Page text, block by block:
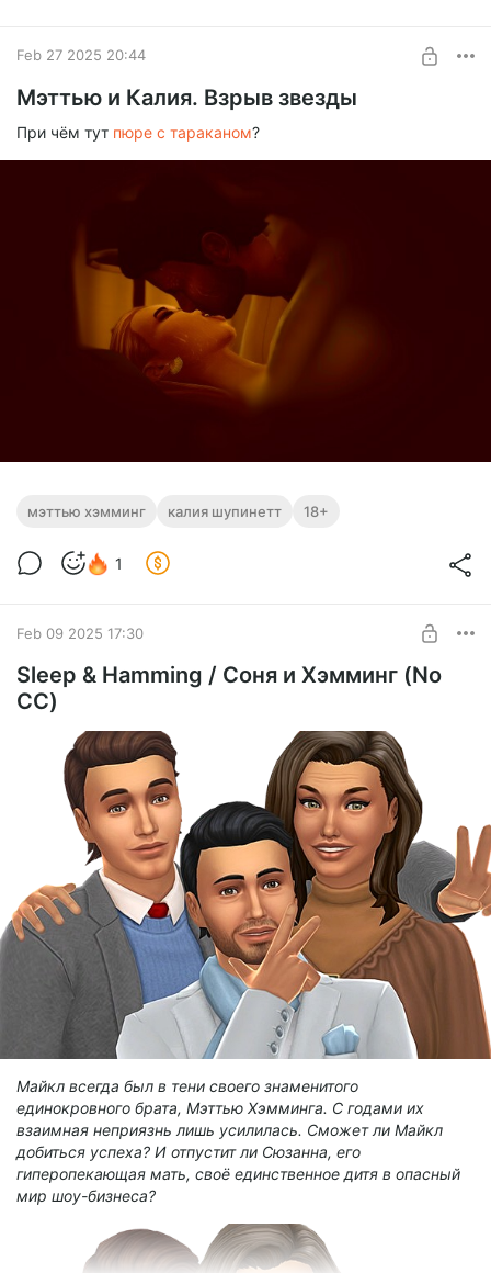
Feb 27 2025 20:44
Мэттью и Калия. Взрыв звезды
При чём тут пюре с тараканом?
мэттью хэмминг калия шупинетт 18+
1
Feb 09 2025 17:30
Sleep & Hamming / Соня и Хэмминг (No
CC)
Майкл всегда был в тени своего знаменитого
единокровного брата, Мэттью Хэмминга. С годами их
взаимная неприязнь лишь усилилась. Сможет ли Майкл
добиться успеха? И отпустит ли Сюзанна, его
гиперопекающая мать, своё единственное дитя в опасный
мир шоу-бизнеса?